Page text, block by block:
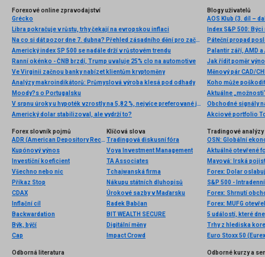
Forexové online zpravodajství
Grécko
Libra pokračuje v růstu, trhy čekají na evropskou inflaci
Na co si dát pozor dne 7. dubna? Přehled zásadního dění pro začátečníky
Americký index SP 500 se nadále drží v růstovém trendu
Ranní okénko - ČNB brzdí, Trump uvaluje 25% clo na automotive
Ve Virginii začnou banky nabízet klientům kryptoměny
Analýzy makroindikátorů: Průmyslová výroba klesá pod odhady
Moody?s o Portugalsku
V srpnu úroky u hypoték vzrostly na 5,82 %, nejvíce preferované jsou stále pětileté fixace sazeb
Americký dolar stabilizoval, ale vydrží to?
Blogy uživatelů
AOS Klub (3. díl –
Index S&P 500:
Páteční propad
Jak řídit poměr
Měnový pár CAD/
Koho může
Aktuálne
Forex slovník pojmů
ADR (American Depository Receipt)
Kupónový výnos
Investiční koeficient
Všechno nebo nic
Příkaz Stop
CDAX
Inflační cíl
Backwardation
Býk, býčí
Cap
Klíčová slova
Tradingová diskusní fóra
Voya Investment Management
TA Associates
Tchajwanská firma
Nákupu státních dluhopisů
Úrokové sazby v Maďarsku
Radek Babčan
BIT WEALTH SECURE
Digitální měny
Impact Crowd
Tradingové analýzy
Aktuálně otevřené
S&P 500 -
Forex: Shrnutí
Forex: MUFG
5 událostí, které
Trhy z hlediska
Euro Stoxx 50
Odborná literatura
Odborné kurzy a